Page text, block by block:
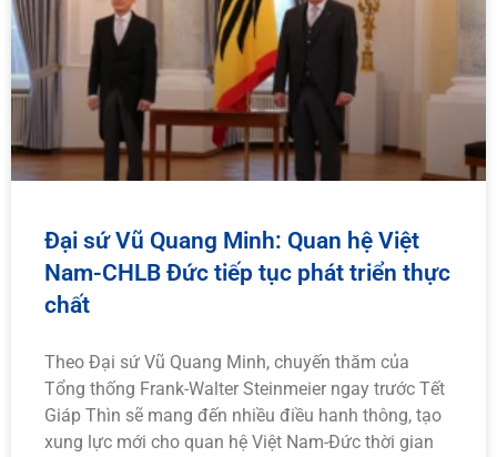
Đại sứ Vũ Quang Minh: Quan hệ Việt
Nam-CHLB Đức tiếp tục phát triển thực
chất
Theo Đại sứ Vũ Quang Minh, chuyến thăm của
Tổng thống Frank-Walter Steinmeier ngay trước Tết
Giáp Thìn sẽ mang đến nhiều điều hanh thông, tạo
xung lực mới cho quan hệ Việt Nam-Đức thời gian